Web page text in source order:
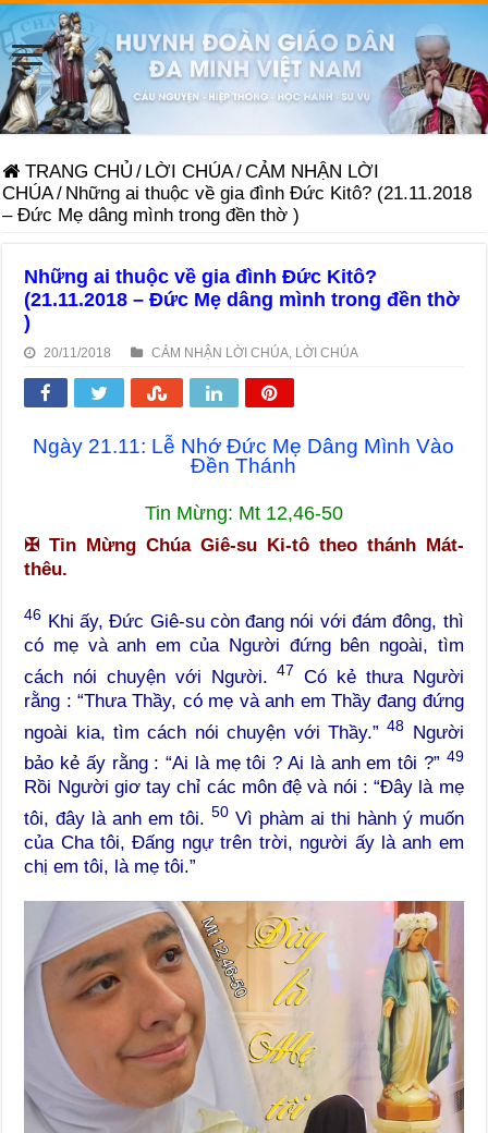
TRANG CHỦ / LỜI CHÚA/CẢM NHẬN LỜI
CHÚA/ Những ai thuộc về gia đình Đức Kitô? (21.11.2018
– Đức Mẹ dâng mình trong đền thờ )
Những ai thuộc về gia đình Đức Kitô?
(21.11.2018 – Đức Mẹ dâng mình trong đền thờ
)
20/11/2018 CẢM NHẬN LỜI CHÚA LỜI CHÚA
Ngày 21.11: Lễ Nhớ Đức Mẹ Dâng Mình Vào
Đền Thánh
Tin Mừng: Mt 12,46-50
✠Tin Mừng Chúa Giê-su Ki-tô theo thánh Mát-
thêu.
46 Khi ấy, Đức Giê-su còn đang nói với đám đông, thì
có mẹ và anh em của Người đứng bên ngoài, tìm
cách nói chuyện với Người.47
Có kẻ thưa Người
rằng : “Thưa Thầy, có mẹ và anh em Thầy đang đứng
ngoài kia, tìm cách nói chuyện với Thầy.”48 Người
bảo kẻ ấy rằng : “Ai là mẹ tôi ? Ai là anh em tôi ?” 49
Rồi Người giơ tay chỉ các môn đệ và nói : “Đây là mẹ
tôi, đây là anh em tôi.50 Vì phàm ai thi hành ý muốn
của Cha tôi, Đấng ngự trên trời, người ấy là anh em
chị em tôi, là mẹ tôi.”